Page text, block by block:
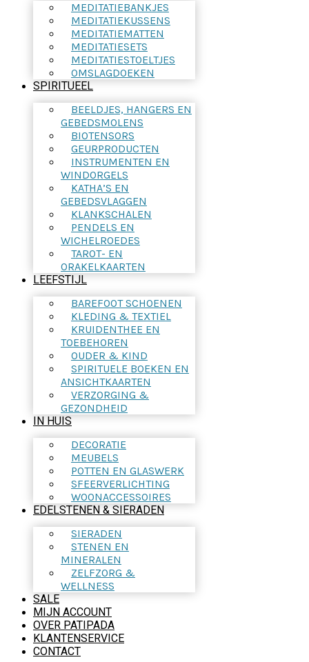
MEDITATIEBANKJES
MEDITATIEKUSSENS
MEDITATIEMATTEN
MEDITATIESETS
MEDITATIESTOELTJES
OMSLAGDOEKEN
SPIRITUEEL
BEELDJES, HANGERS EN
GEBEDSMOLENS
BIOTENSORS
GEURPRODUCTEN
INSTRUMENTEN EN
WINDORGELS
KATHA’S EN
GEBEDSVLAGGEN
KLANKSCHALEN
PENDELS EN
WICHELROEDES
TAROT- EN
ORAKELKAARTEN
LEEFSTIJL
BAREFOOT SCHOENEN
KLEDING & TEXTIEL
KRUIDENTHEE EN
TOEBEHOREN
OUDER & KIND
SPIRITUELE BOEKEN EN
ANSICHTKAARTEN
VERZORGING &
GEZONDHEID
IN HUIS
DECORATIE
MEUBELS
POTTEN EN GLASWERK
SFEERVERLICHTING
WOONACCESSOIRES
EDELSTENEN & SIERADEN
SIERADEN
STENEN EN
MINERALEN
ZELFZORG &
WELLNESS
SALE
MIJN ACCOUNT
OVER PATIPADA
KLANTENSERVICE
CONTACT